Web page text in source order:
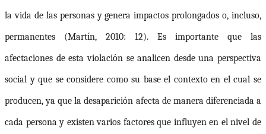
la vida de las personas y genera impactos prolongados o, incluso,
permanentes
(Martín, 2010: 12). Es importante que las
afectaciones de esta violación se analicen desde una perspectiva
social y que se considere como su base el contexto en el cual se
producen, ya que la desaparición afecta de manera diferenciada a
cada persona y existen varios factores que influyen en el nivel de